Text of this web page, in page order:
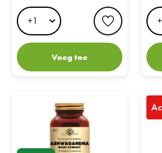
favorite
Voeg toe